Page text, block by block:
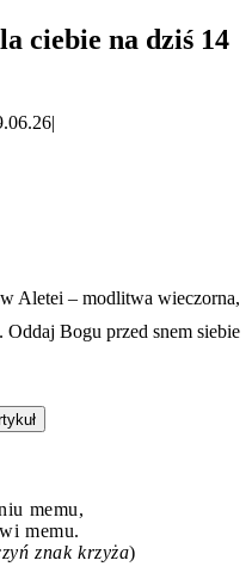
ciebie na dziś 14
|
Aletei – modlitwa wieczorna,
Bogu przed snem siebie
memu,
memu.
znak krzyża)